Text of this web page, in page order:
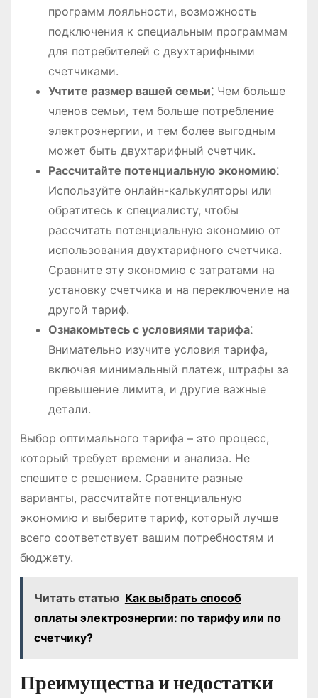
программ лояльности, возможность
подключения к специальным программам
для потребителей с двухтарифными
счетчиками.
Учтите размер вашей семьи⁚Чем больше
членов семьи, тем больше потребление
электроэнергии, и тем более выгодным
может быть двухтарифный счетчик.
Рассчитайте потенциальную экономию⁚
Используйте онлайн-калькуляторы или
обратитесь к специалисту, чтобы
рассчитать потенциальную экономию от
использования двухтарифного счетчика.
Сравните эту экономию с затратами на
установку счетчика и на переключение на
другой тариф.
Ознакомьтесь с условиями тарифа⁚
Внимательно изучите условия тарифа,
включая минимальный платеж, штрафы за
превышение лимита, и другие важные
детали.
Выбор оптимального тарифа – это процесс,
который требует времени и анализа. Не
спешите с решением. Сравните разные
варианты, рассчитайте потенциальную
экономию и выберите тариф, который лучше
всего соответствует вашим потребностям и
бюджету.
Читать статью Как выбрать способ
оплаты электроэнергии: по тарифу или по
счетчику?
Преимущества и недостатки